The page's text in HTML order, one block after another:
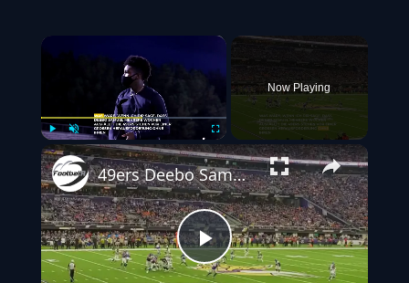
×
Play Unmute Fullscreen
Now Playing
Play
49ers Deebo Samuel fllt mit Wadenverletzung lnger aus